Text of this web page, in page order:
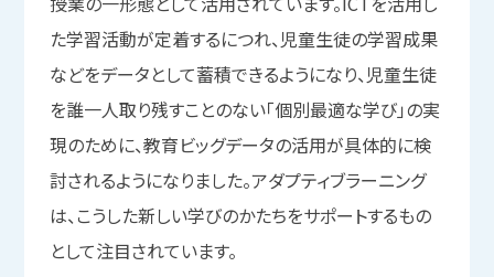
た学習活動が定着するにつれ、児童生徒の学習成果
などをデータとして蓄積できるようになり、児童生徒
を誰一人取り残すことのない「個別最適な学び」の実
現のために、教育ビッグデータの活用が具体的に検
討されるようになりました。アダプティブラーニング
は、こうした新しい学びのかたちをサポートするもの
として注目されています。